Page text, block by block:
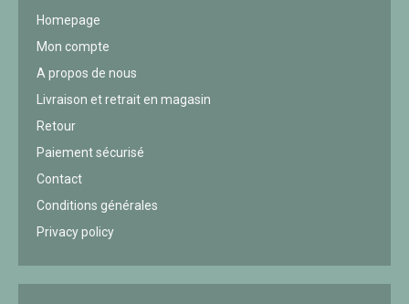
Homepage
Mon compte
A propos de nous
Livraison et retrait en magasin
Retour
Paiement sécurisé
Contact
Conditions générales
Privacy policy